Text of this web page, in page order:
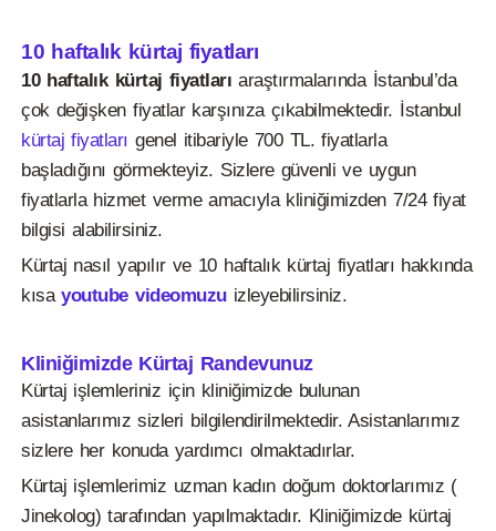
10 haftalık kürtaj fiyatları
10 haftalık kürtaj fiyatları araştırmalarında İstanbul’da
çok değişken fiyatlar karşınıza çıkabilmektedir. İstanbul
kürtaj fiyatları genel itibariyle 700 TL. fiyatlarla
başladığını görmekteyiz. Sizlere güvenli ve uygun
fiyatlarla hizmet verme amacıyla kliniğimizden 7/24 fiyat
bilgisi alabilirsiniz.
Kürtaj nasıl yapılır ve 10 haftalık kürtaj fiyatları hakkında
kısayoutube videomuzuizleyebilirsiniz.
Kliniğimizde Kürtaj Randevunuz
Kürtaj işlemleriniz için kliniğimizde bulunan
asistanlarımız sizleri bilgilendirilmektedir. Asistanlarımız
sizlere her konuda yardımcı olmaktadırlar.
Kürtaj işlemlerimiz uzman kadın doğum doktorlarımız (
Jinekolog) tarafından yapılmaktadır. Kliniğimizde kürtaj